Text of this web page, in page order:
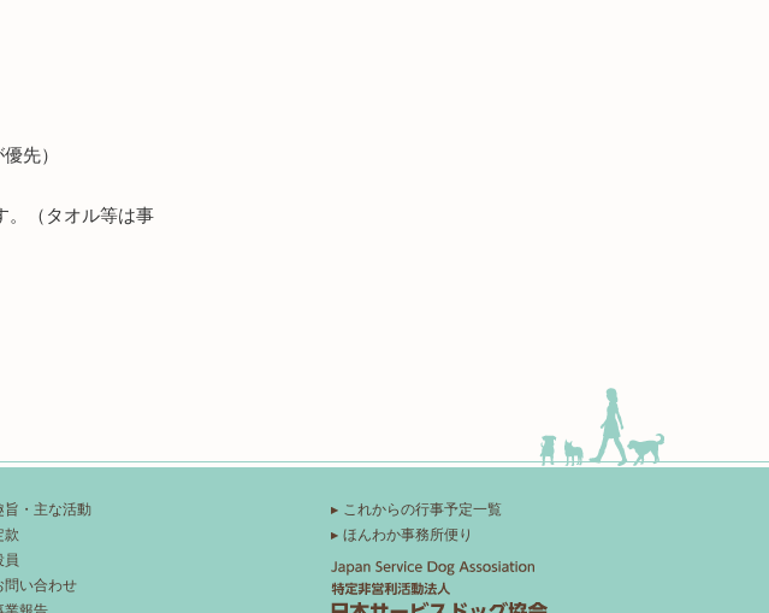
先）
。（タオル等は事
旨・主な活動
款
員
問い合わせ
これからの行事予定一覧
ほんわか事務所便り